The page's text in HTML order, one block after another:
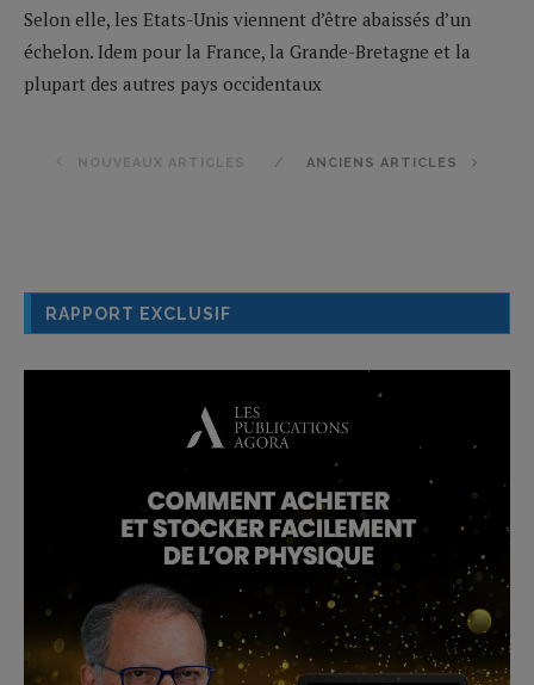
Selon elle, les Etats-Unis viennent d’être abaissés d’un
échelon. Idem pour la France, la Grande-Bretagne et la
plupart des autres pays occidentaux
NOUVEAUX ARTICLES ANCIENS ARTICLES
RAPPORT EXCLUSIF